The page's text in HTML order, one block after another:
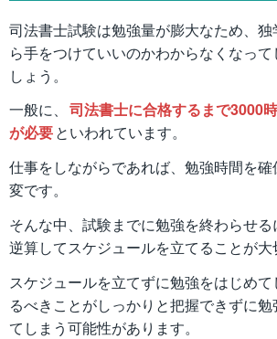
司法書士試験は勉強量が膨大なため、
ら手をつけていいのかわからなくなっ
しょう。
一般に、 司法書士に合格するまで3000
が必要といわれています。
仕事をしながらであれば、勉強時間を
変です。
そんな中、試験までに勉強を終わらせ
逆算してスケジュールを立てることが大
スケジュールを立てずに勉強をはじめ
るべきことがしっかりと把握できずに
てしまう可能性があります。